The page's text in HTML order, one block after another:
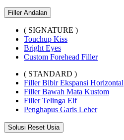
Filler Andalan
( SIGNATURE )
Touchup Kiss
Bright Eyes
Custom Forehead Filler
( STANDARD )
Filler Bibir Ekspansi Horizontal
Filler Bawah Mata Kustom
Filler Telinga Elf
Penghapus Garis Leher
Solusi Reset Usia